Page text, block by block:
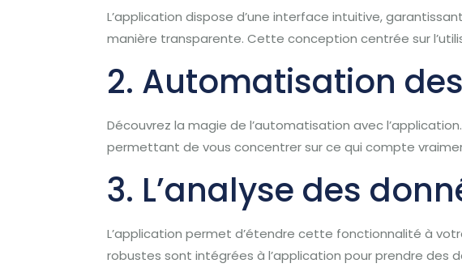
L’application dispose d’une interface intuitive,
manière transparente. Cette conception centrée sur
2. Automatisation
Découvrez la magie de l’automatisation avec
permettant de vous concentrer sur ce qui compte
3. L’analyse des
L’application permet d’étendre cette fonctionnalité à
robustes sont intégrées à l’application pour prendre des